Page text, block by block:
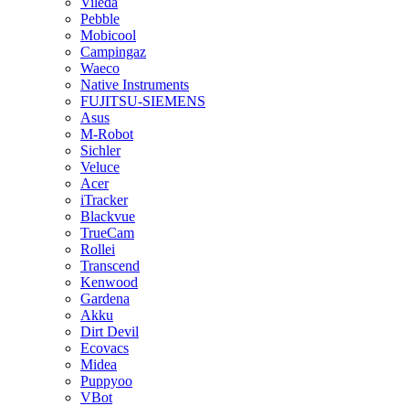
Pebble
Mobicool
Campingaz
Waeco
Native Instruments
FUJITSU-SIEMENS
Asus
M-Robot
Sichler
Veluce
Acer
iTracker
Blackvue
TrueCam
Rollei
Transcend
Kenwood
Gardena
Akku
Dirt Devil
Ecovacs
Midea
Puppyoo
VBot